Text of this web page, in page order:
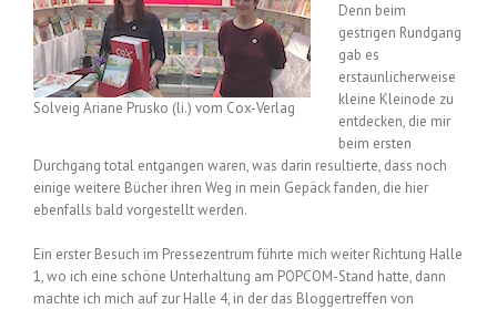
Solveig Ariane Prusko (li.) vom Cox-Verlag
Denn beim
gestrigen Rundgang
gab es
erstaunlicherweise
kleine Kleinode zu
entdecken, die mir
beim ersten
Durchgang total entgangen waren, was darin resultierte, dass noch
einige weitere Bücher ihren Weg in mein Gepäck fanden, die hier
ebenfalls bald vorgestellt werden.
Ein erster Besuch im Pressezentrum führte mich weiter Richtung Halle
1, wo ich eine schöne Unterhaltung am POPCOM-Stand hatte, dann
machte ich mich auf zur Halle 4, in der das Bloggertreffen von